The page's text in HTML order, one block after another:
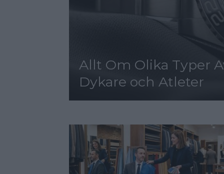
Allt Om Olika Typer
Dykare och Atleter